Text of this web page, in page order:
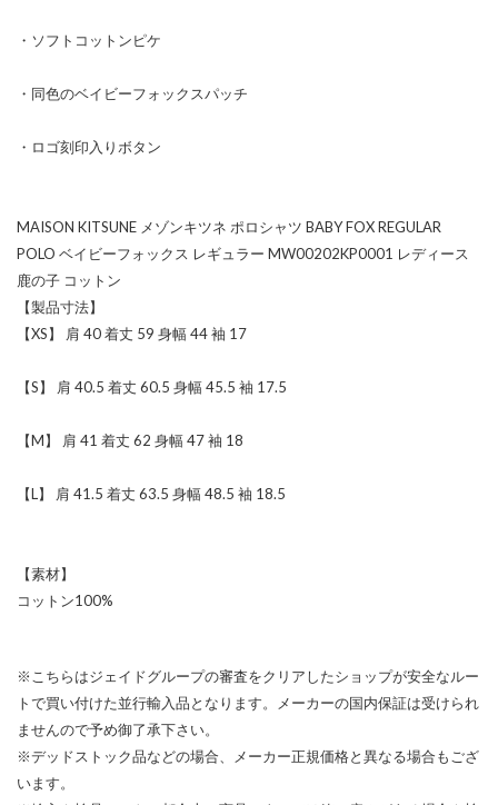
・ソフトコットンピケ
・同色のベイビーフォックスパッチ
・ロゴ刻印入りボタン
MAISON KITSUNE メゾンキツネ ポロシャツ BABY FOX REGULAR
POLO ベイビーフォックス レギュラー MW00202KP0001 レディース
鹿の子 コットン
【製品寸法】
【XS】 肩 40 着丈 59 身幅 44 袖 17
【S】 肩 40.5 着丈 60.5 身幅 45.5 袖 17.5
【M】 肩 41 着丈 62 身幅 47 袖 18
【L】 肩 41.5 着丈 63.5 身幅 48.5 袖 18.5
【素材】
コットン100%
※こちらはジェイドグループの審査をクリアしたショップが安全なルー
トで買い付けた並行輸入品となります。メーカーの国内保証は受けられ
ませんので予め御了承下さい。
※デッドストック品などの場合、メーカー正規価格と異なる場合もござ
います。